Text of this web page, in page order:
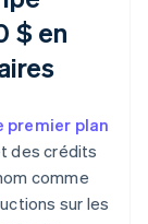
$ en
premier plan
des crédits
comme
sur les